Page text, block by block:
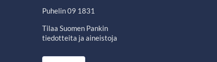
Puhelin 09 1831
Tilaa Suomen Pankin
tiedotteita ja aineistoja